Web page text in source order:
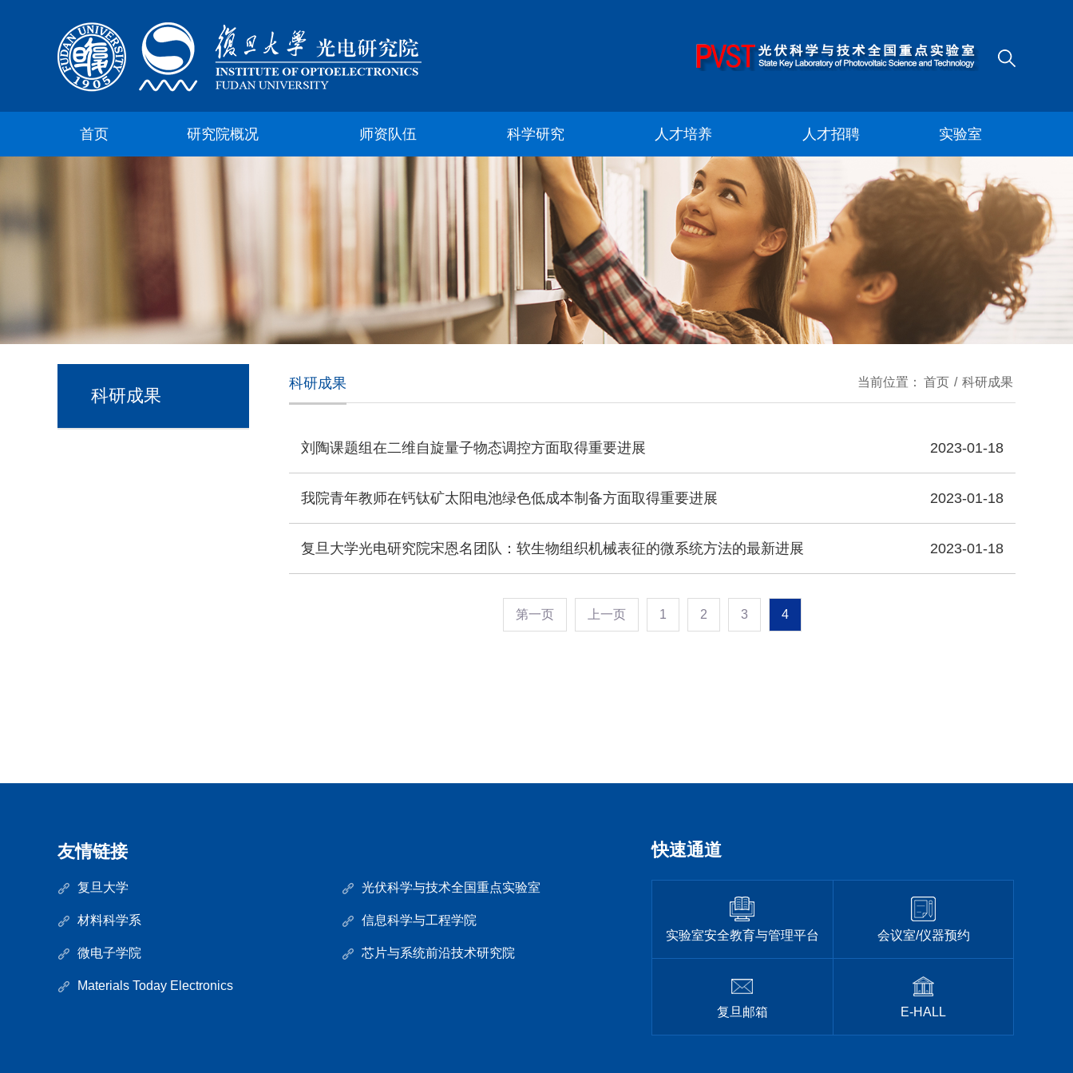
首页 研究院概况 师资队伍 科学研究 人才培养 人才招聘 实验室
科研成果
当前位置： 首页 / 科研成果
科研成果
刘陶课题组在二维自旋量子物态调控方面取得重要进展 2023-01-18
我院青年教师在钙钛矿太阳电池绿色低成本制备方面取得重要进展 2023-01-18
复旦大学光电研究院宋恩名团队：软生物组织机械表征的微系统方法的最新进展 2023-01-18
第一页 上一页 1 2 3 4
友情链接
复旦大学 光伏科学与技术全国重点实验室
材料科学系 信息科学与工程学院
微电子学院 芯片与系统前沿技术研究院
Materials Today Electronics
快速通道
实验室安全教育与管理平台 会议室/仪器预约
复旦邮箱 E-HALL